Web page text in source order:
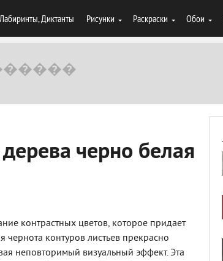
Диктанты Рисунки Раскраски Обои
черно белая
контрастных цветов, которое придает
контуров листьев прекрасно
неповторимый визуальный эффект. Эта